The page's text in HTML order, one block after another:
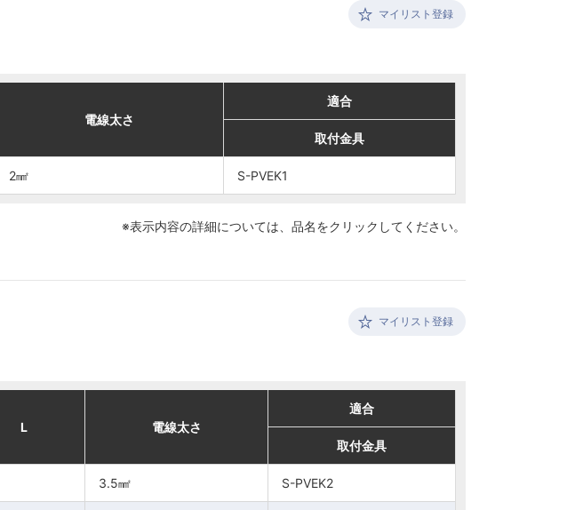
マイリスト登録
電線太さ
適合
取付金具
2㎟ S-PVEK1
電線太さ
適合
取付金具
2㎟ S-PVEK1
※表示内容の詳細については、 品名をクリックしてください。
マイリスト登録
L 電線太さ
適合
取付金具
3.5㎟ S-PVEK2
L 電線太さ
適合
取付金具
3.5㎟ S-PVEK2